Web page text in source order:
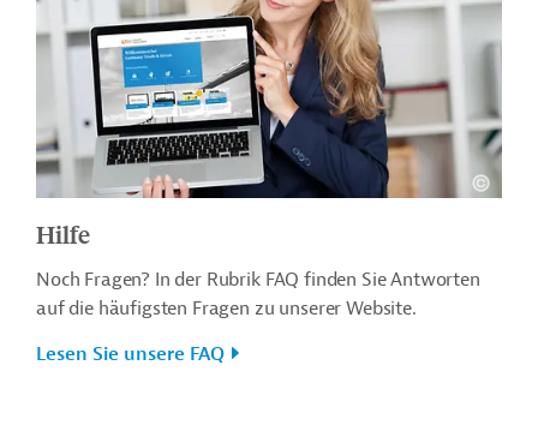
Hilfe
Noch Fragen? In der Rubrik FAQ finden Sie Antworten
auf die häufigsten Fragen zu unserer Website.
Lesen Sie unsere FAQ